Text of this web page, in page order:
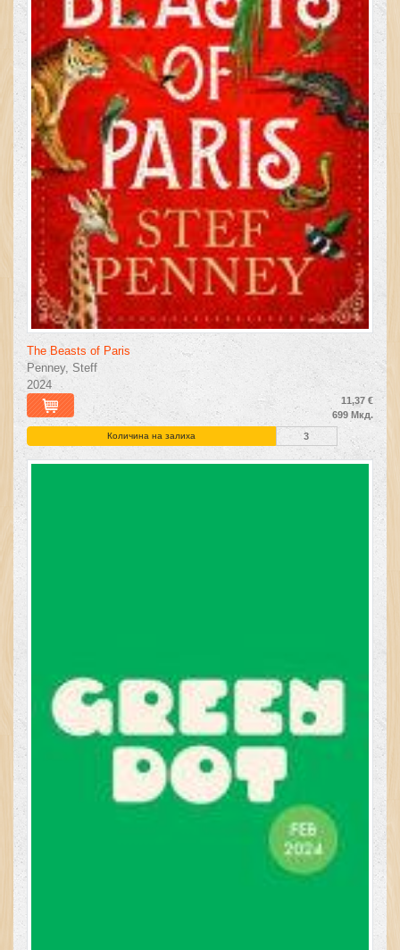
The Beasts of Paris
Penney, Steff
2024
11,37 €
699 Мкд.
Количина на залиха 3